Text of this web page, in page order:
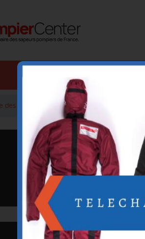
des pompiers Lieutenant FRETILLERE
< Retour à la liste des pompiers
Grade : Lieutenant